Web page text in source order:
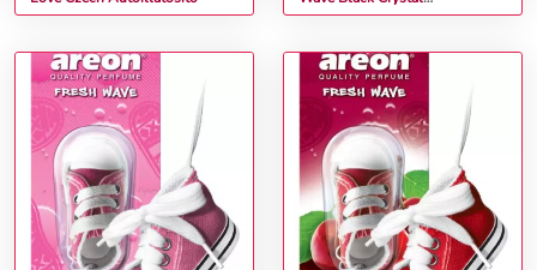
Autóillatosító 20 g